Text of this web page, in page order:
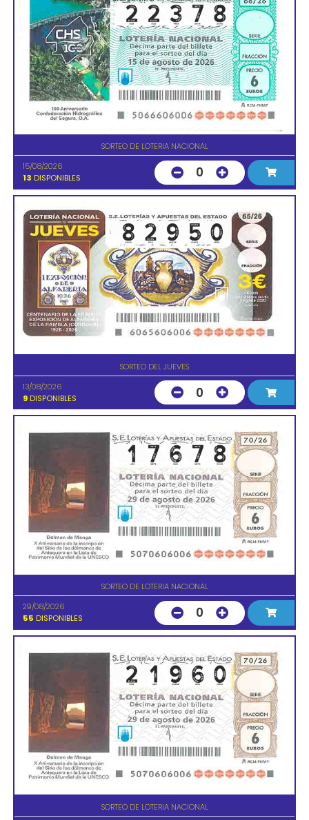
SORTEO DE LOTERIA NACIONAL
15/08/2026
13 DISPONIBLES 0
SORTEO DEL JUEVES
13/08/2026
9 DISPONIBLES 0
SORTEO DE LOTERIA NACIONAL
29/08/2026
55 DISPONIBLES 0
SORTEO DE LOTERIA NACIONAL